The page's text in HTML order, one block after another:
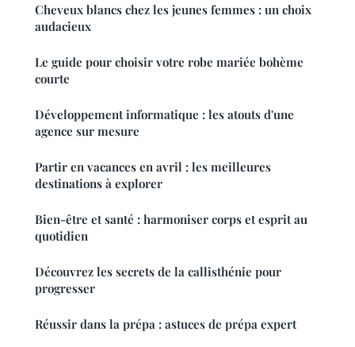
Cheveux blancs chez les jeunes femmes : un choix
audacieux
Le guide pour choisir votre robe mariée bohème
courte
Développement informatique : les atouts d'une
agence sur mesure
Partir en vacances en avril : les meilleures
destinations à explorer
Bien-être et santé : harmoniser corps et esprit au
quotidien
Découvrez les secrets de la callisthénie pour
progresser
Réussir dans la prépa : astuces de prépa expert